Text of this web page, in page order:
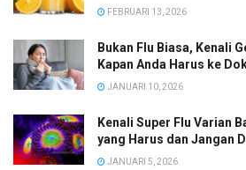
FEBRUARI 13, 2026
Bukan Flu Biasa, Kenali
Kapan Anda Harus ke
JANUARI 10, 2026
Kenali Super Flu Varian
yang Harus dan Jangan
JANUARI 5, 2026